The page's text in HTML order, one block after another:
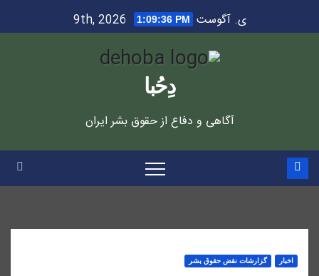
to
ی. آگوست 9th, 2026 1:09:37 PM
دِحُبا
آگاهی و دفاع از حقوق بشر ایران
اخبار گزارشات نقض حقوق بشر